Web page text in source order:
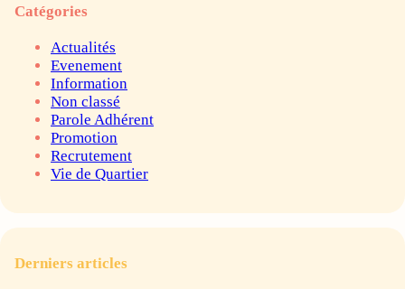
Catégories
Actualités
Evenement
Information
Non classé
Parole Adhérent
Promotion
Recrutement
Vie de Quartier
Derniers articles